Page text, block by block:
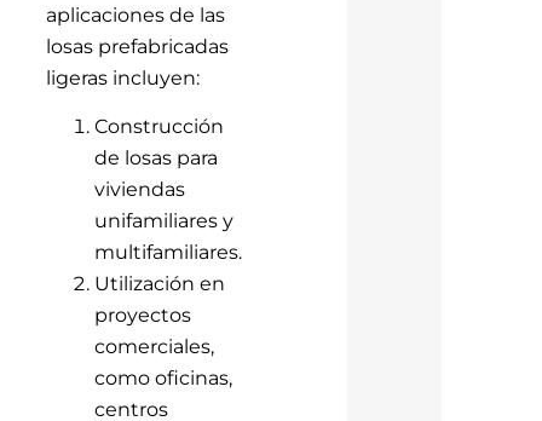
aplicaciones de las
losas prefabricadas
ligeras incluyen:
Construcción
de losas para
viviendas
unifamiliares y
multifamiliares.
Utilización en
proyectos
comerciales,
como oficinas,
centros